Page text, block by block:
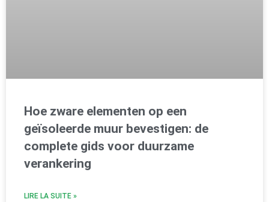
Hoe zware elementen op een
geïsoleerde muur bevestigen: de
complete gids voor duurzame
verankering
LIRE LA SUITE »